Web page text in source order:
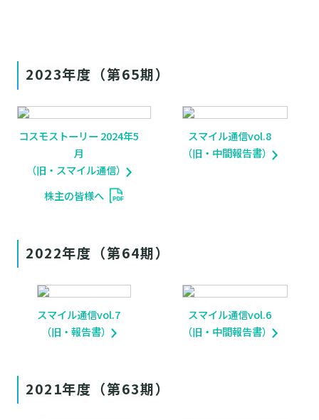
2023年度（第65期）
コスモストーリー 2024年5
月
（旧・スマイル通信）
株主の皆様へ
スマイル通信vol.8
（旧・中間報告書）
2022年度（第64期）
スマイル通信vol.7
（旧・報告書）
スマイル通信vol.6
（旧・中間報告書）
2021年度（第63期）